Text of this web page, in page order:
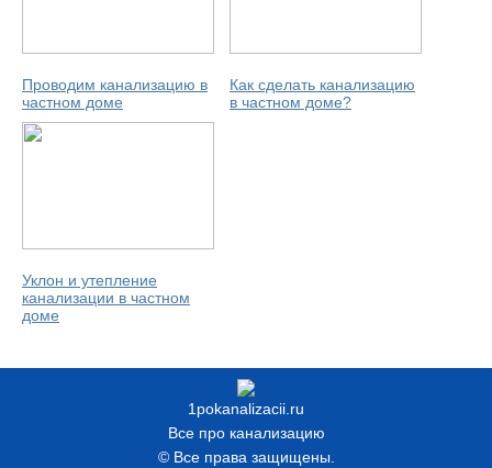
Проводим канализацию в
частном доме
Как сделать канализацию
в частном доме?
Уклон и утепление
канализации в частном
доме
1pokanalizacii.ru
Все про канализацию
© Все права защищены.